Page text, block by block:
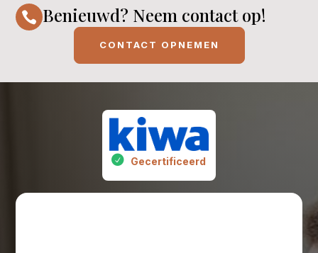
 Benieuwd? Neem contact op!
CONTACT OPNEMEN
Gecertificeerd